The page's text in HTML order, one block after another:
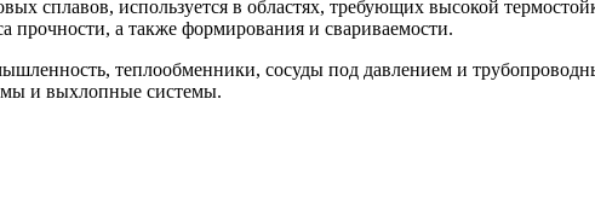
сплавов, используется в областях, требующих высокой
прочности, а также формирования и свариваемости.
теплообменники, сосуды под давлением и
и выхлопные системы.